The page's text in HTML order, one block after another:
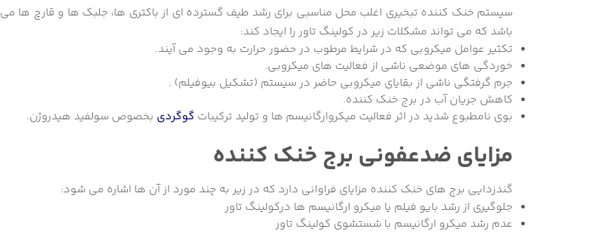
سیستم خنک کننده تبخیری اغلب محل مناسبی برای رشد طیف گسترده ای از باکتری ها، جلبک ها و قارچ ها می
باشد که می تواند مشکلات زیر در کولینگ تاور را ایجاد کند:
تکثیر عوامل میکروبی که در شرایط مرطوب در حضور حرارت به وجود می آیند.
خوردگی های موضعی ناشی از فعالیت های میکروبی.
جرم گرفتگی ناشی از بقایای میکروبی حاضر در سیستم (تشکیل بیوفیلم) .
کاهش جریان آب در برج خنک کننده.
بوی نامطبوع شدید در اثر فعالیت میکروارگانیسم ها و تولید ترکیبات گوگردی بخصوص سولفید هیدروژن.
مزایای ضدعفونی برج خنک کننده
گندزدایی برج های خنک کننده مزایای فراوانی دارد که در زیر به چند مورد از آن ها اشاره می شود:
جلوگیری از رشد بایو فیلم یا میکرو ارگانیسم ها درکولینگ تاور
عدم رشد میکرو ارگانیسم با شستشوی کولینگ تاور